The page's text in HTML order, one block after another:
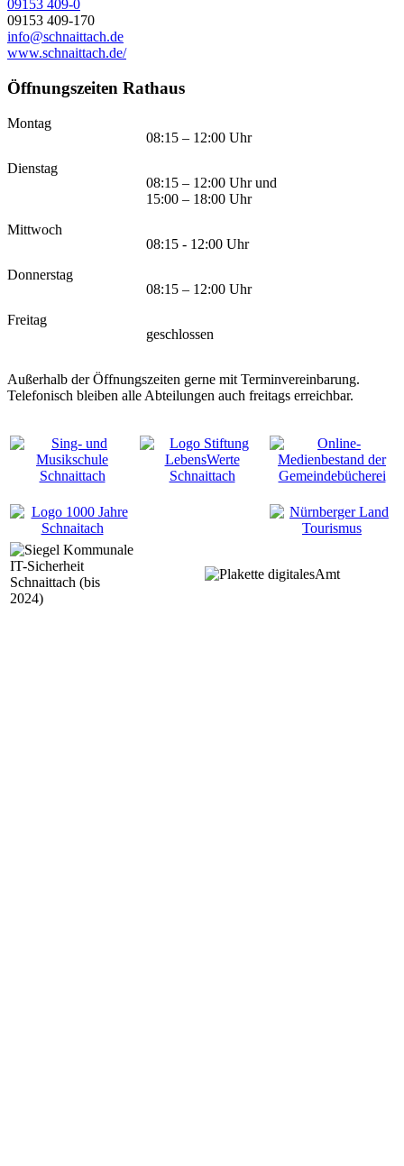
09153 409-0
09153 409-170
info@schnaittach.de
www.schnaittach.de/
Öffnungszeiten Rathaus
Montag
08:15 – 12:00 Uhr
Dienstag
08:15 – 12:00 Uhr und
15:00 – 18:00 Uhr
Mittwoch
08:15 - 12:00 Uhr
Donnerstag
08:15 – 12:00 Uhr
Freitag
geschlossen
Außerhalb der Öffnungszeiten gerne mit Terminvereinbarung.
Telefonisch bleiben alle Abteilungen auch freitags erreichbar.